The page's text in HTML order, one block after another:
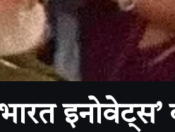
इनोवेट्स’